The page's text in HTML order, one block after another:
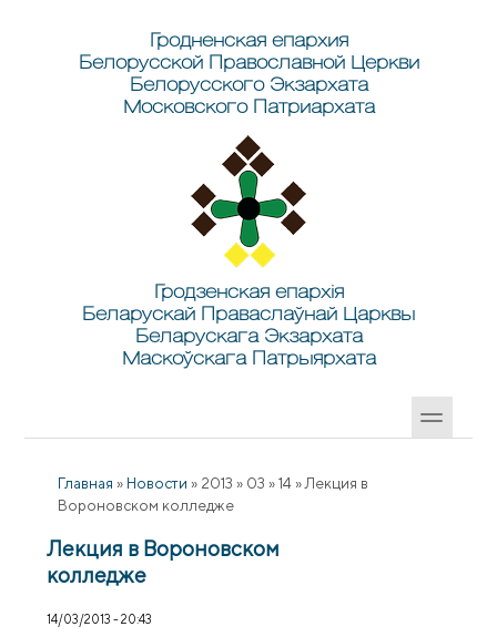
Гродненская епархия
Белорусской Православной Церкви
Белорусского Экзархата
Московского Патриархата
Гродзенская епархія
Беларускай Праваслаўнай Царквы
Беларускага Экзархата
Маскоўскага Патрыярхата
Главная » Новости » 2013 » 03 » 14 » Лекция в
Вороновском колледже
Лекция в Вороновском
колледже
14/03/2013 - 20:43